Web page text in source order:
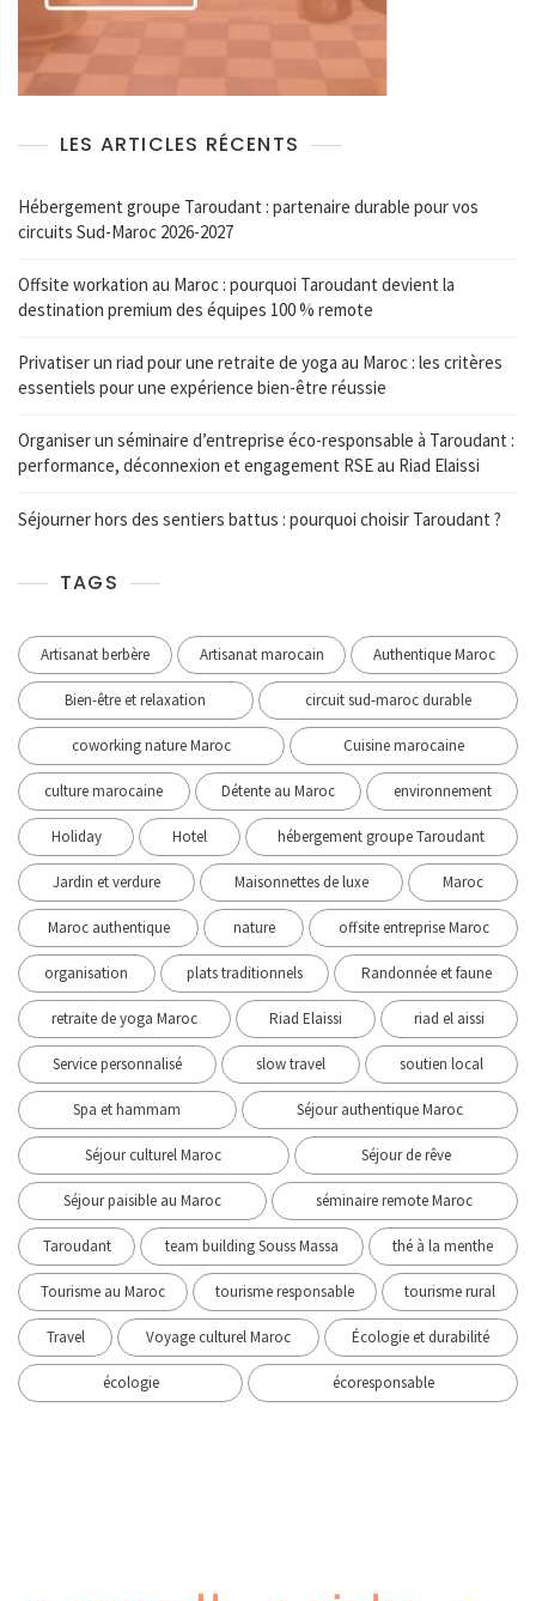
LES ARTICLES RÉCENTS
Hébergement groupe Taroudant : partenaire durable pour vos
circuits Sud-Maroc 2026-2027
Offsite workation au Maroc : pourquoi Taroudant devient la
destination premium des équipes 100 % remote
Privatiser un riad pour une retraite de yoga au Maroc : les critères
essentiels pour une expérience bien-être réussie
Organiser un séminaire d’entreprise éco-responsable à Taroudant :
performance, déconnexion et engagement RSE au Riad Elaissi
Séjourner hors des sentiers battus : pourquoi choisir Taroudant ?
TAGS
Artisanat berbère Artisanat marocain Authentique Maroc
Bien-être et relaxation circuit sud-maroc durable
coworking nature Maroc Cuisine marocaine
culture marocaine Détente au Maroc environnement
Holiday Hotel hébergement groupe Taroudant
Jardin et verdure Maisonnettes de luxe Maroc
Maroc authentique nature offsite entreprise Maroc
organisation plats traditionnels Randonnée et faune
retraite de yoga Maroc Riad Elaissi riad el aissi
Service personnalisé slow travel soutien local
Spa et hammam Séjour authentique Maroc
Séjour culturel Maroc Séjour de rêve
Séjour paisible au Maroc séminaire remote Maroc
Taroudant team building Souss Massa thé à la menthe
Tourisme au Maroc tourisme responsable tourisme rural
Travel Voyage culturel Maroc Écologie et durabilité
écologie écoresponsable